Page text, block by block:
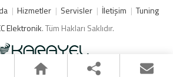
Hizmetler Servisler İletişim
Tuning
Elektronik. Tüm Hakları Saklıdır.